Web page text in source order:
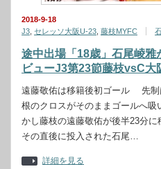
2018-9-18
J3 セレッソ大阪U-23 藤枝MYFC
途中出場「18歳」石尾崚雅
ビューJ3第23節藤枝vsC大
遠藤敬佑は移籍後初ゴール 先制
根のクロスがそのままゴールへ吸
かし藤枝の遠藤敬佑が後半23分に
その直後に投入された石尾…
詳細を見る